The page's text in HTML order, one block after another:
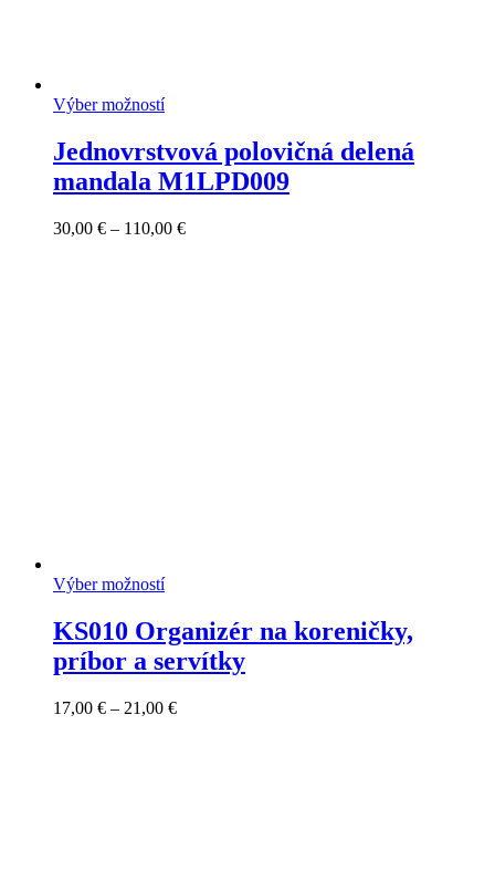
Výber možností
Jednovrstvová polovičná delená
mandala M1LPD009
30,00 € – 110,00 €Price
Výber možností
KS010 Organizér na koreničky,
príbor a servítky
17,00 € – 21,00 €Price